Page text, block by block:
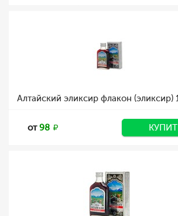
Алтайский эликсир флакон (эликсир)
от98